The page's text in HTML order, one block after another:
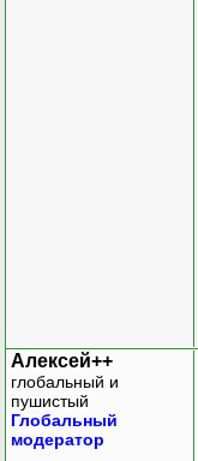
Алексей++
глобальный и
пушистый
Глобальный
модератор